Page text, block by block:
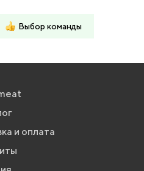
Выбор команды
и оплата